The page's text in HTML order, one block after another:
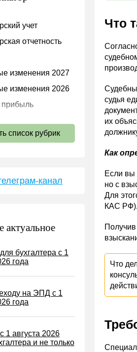
учет
отчетность
изменения 2027
изменения 2026
прибыль
взносы 2026
налог
сбор
налог
список рубрик
канал
актуальное
бухгалтера с 1
года
на ЭПД с 1
года
1 августа 2026
и не только
Что
судья
их
Как
Если вы
но с
Для
КАС РФ).
Что